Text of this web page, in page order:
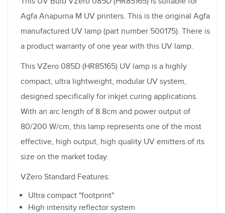
Agfa Anapurna M UV printers. This is the original Agfa
manufactured UV lamp (part number 500175). There is
a product warranty of one year with this UV lamp.
This VZero 085D (HR85165) UV lamp is a highly
compact, ultra lightweight, modular UV system,
designed specifically for inkjet curing applications.
With an arc length of 8.8cm and power output of
80/200 W/cm, this lamp represents one of the most
effective, high output, high quality UV emitters of its
size on the market today.
VZero Standard Features:
Ultra compact "footprint"
High intensity reflector system